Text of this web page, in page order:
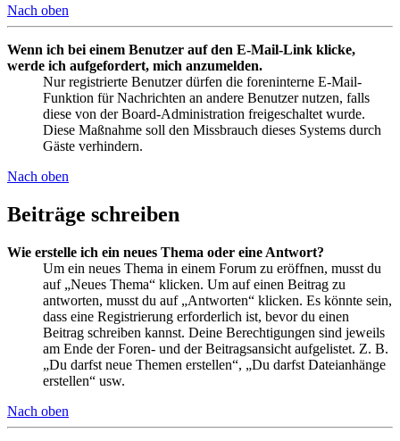
Nach oben
Wenn ich bei einem Benutzer auf den E-Mail-Link klicke,
werde ich aufgefordert, mich anzumelden.
Nur registrierte Benutzer dürfen die foreninterne E-Mail-
Funktion für Nachrichten an andere Benutzer nutzen, falls
diese von der Board-Administration freigeschaltet wurde.
Diese Maßnahme soll den Missbrauch dieses Systems durch
Gäste verhindern.
Nach oben
Beiträge schreiben
Wie erstelle ich ein neues Thema oder eine Antwort?
Um ein neues Thema in einem Forum zu eröffnen, musst du
auf „Neues Thema“ klicken. Um auf einen Beitrag zu
antworten, musst du auf „Antworten“ klicken. Es könnte sein,
dass eine Registrierung erforderlich ist, bevor du einen
Beitrag schreiben kannst. Deine Berechtigungen sind jeweils
am Ende der Foren- und der Beitragsansicht aufgelistet. Z. B.
„Du darfst neue Themen erstellen“, „Du darfst Dateianhänge
erstellen“ usw.
Nach oben